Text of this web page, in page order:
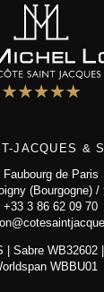
JACQUES &
Faubourg de Paris
(Bourgogne) /
+33 3 86 62 09 70
| Sabre WB32602
WBBU01
& Spa *****
Paris
09 70